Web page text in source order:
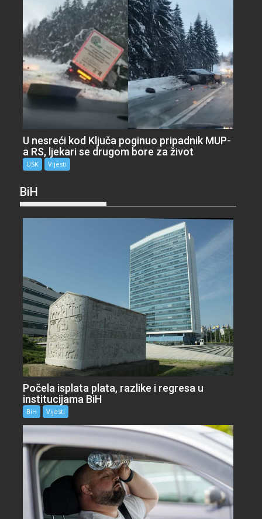
U nesreći kod Ključa poginuo pripadnik MUP-
a RS, ljekari se drugom bore za život
USK Vijesti
BiH
Počela isplata plata, razlike i regresa u
institucijama BiH
BiH Vijesti